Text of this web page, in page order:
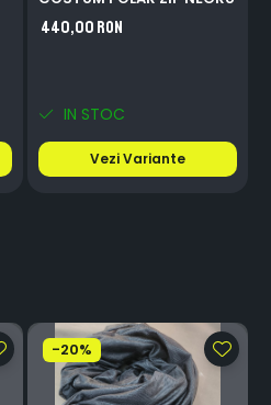
440,00 RON
IN STOC
Vezi Variante
-20%